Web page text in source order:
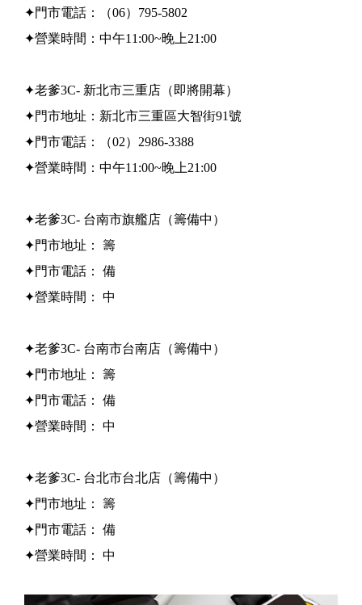
✦門市電話：（06）795-5802
✦營業時間：中午11:00~晚上21:00
✦老爹3C- 新北市三重店（即將開幕）
✦門市地址：新北市三重區大智街91號
✦門市電話：（02）2986-3388
✦營業時間：中午11:00~晚上21:00
✦老爹3C- 台南市旗艦店（籌備中）
✦門市地址： 籌
✦門市電話： 備
✦營業時間： 中
✦老爹3C- 台南市台南店（籌備中）
✦門市地址： 籌
✦門市電話： 備
✦營業時間： 中
✦老爹3C- 台北市台北店（籌備中）
✦門市地址： 籌
✦門市電話： 備
✦營業時間： 中